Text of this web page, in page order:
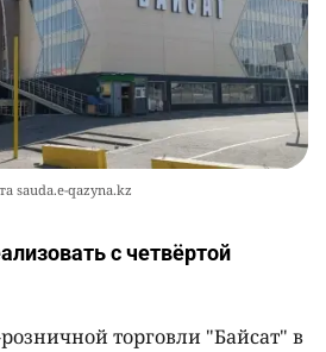
sauda.e-qazyna.kz
с четвёртой
торговли "Байсат" в